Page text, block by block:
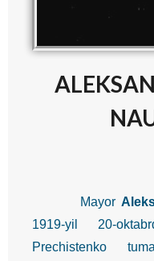
Mayor
1919-yil 20-
Prechistenko